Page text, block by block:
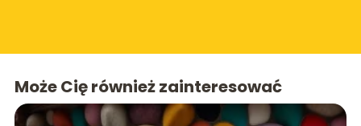
Może Cię również zainteresować